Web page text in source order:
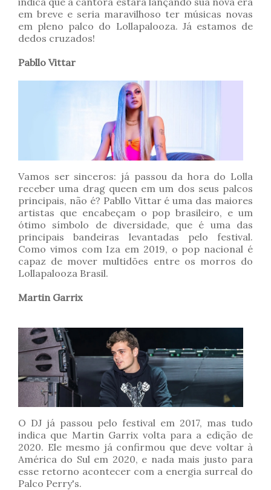
em breve e seria maravilhoso ter músicas novas
em pleno palco do Lollapalooza. Já estamos de
dedos cruzados!
Pabllo Vittar
Vamos ser sinceros: já passou da hora do Lolla
receber uma drag queen em um dos seus palcos
principais, não é? Pabllo Vittar é uma das maiores
artistas que encabeçam o pop brasileiro, e um
ótimo símbolo de diversidade, que é uma das
principais bandeiras levantadas pelo festival.
Como vimos com Iza em 2019, o pop nacional é
capaz de mover multidões entre os morros do
Lollapalooza Brasil.
Martin Garrix
O DJ já passou pelo festival em 2017, mas tudo
indica que Martin Garrix volta para a edição de
2020. Ele mesmo já confirmou que deve voltar à
América do Sul em 2020, e nada mais justo para
esse retorno acontecer com a energia surreal do
Palco Perry's.